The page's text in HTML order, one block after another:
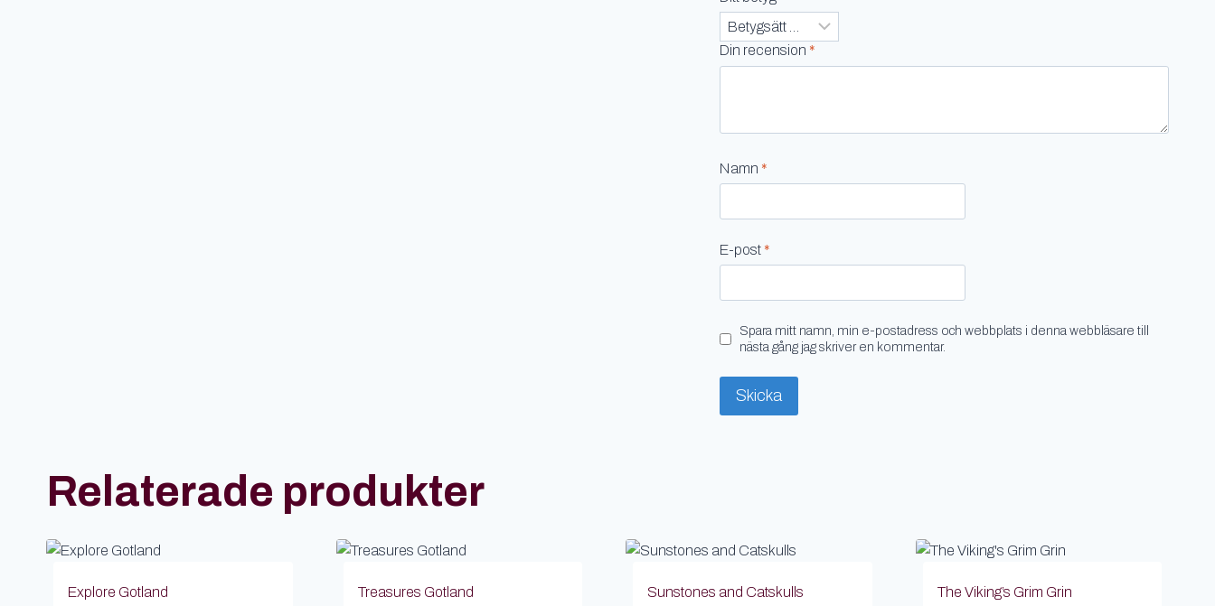
Din recension *
Namn *
E-post *
Spara mitt namn, min e-postadress och webbplats i denna webbläsare till
nästa gång jag skriver en kommentar.
Relaterade produkter
Explore Gotland Treasures Gotland Sunstones and Catskulls The Viking’s Grim Grin